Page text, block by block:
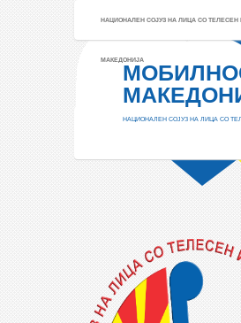
НАЦИОНАЛЕН СОЈУЗ НА ЛИЦА СО ТЕЛЕСЕН
МАКЕДОНИЈА
НАЦИОНАЛЕН СОЈУЗ НА ЛИЦА СО